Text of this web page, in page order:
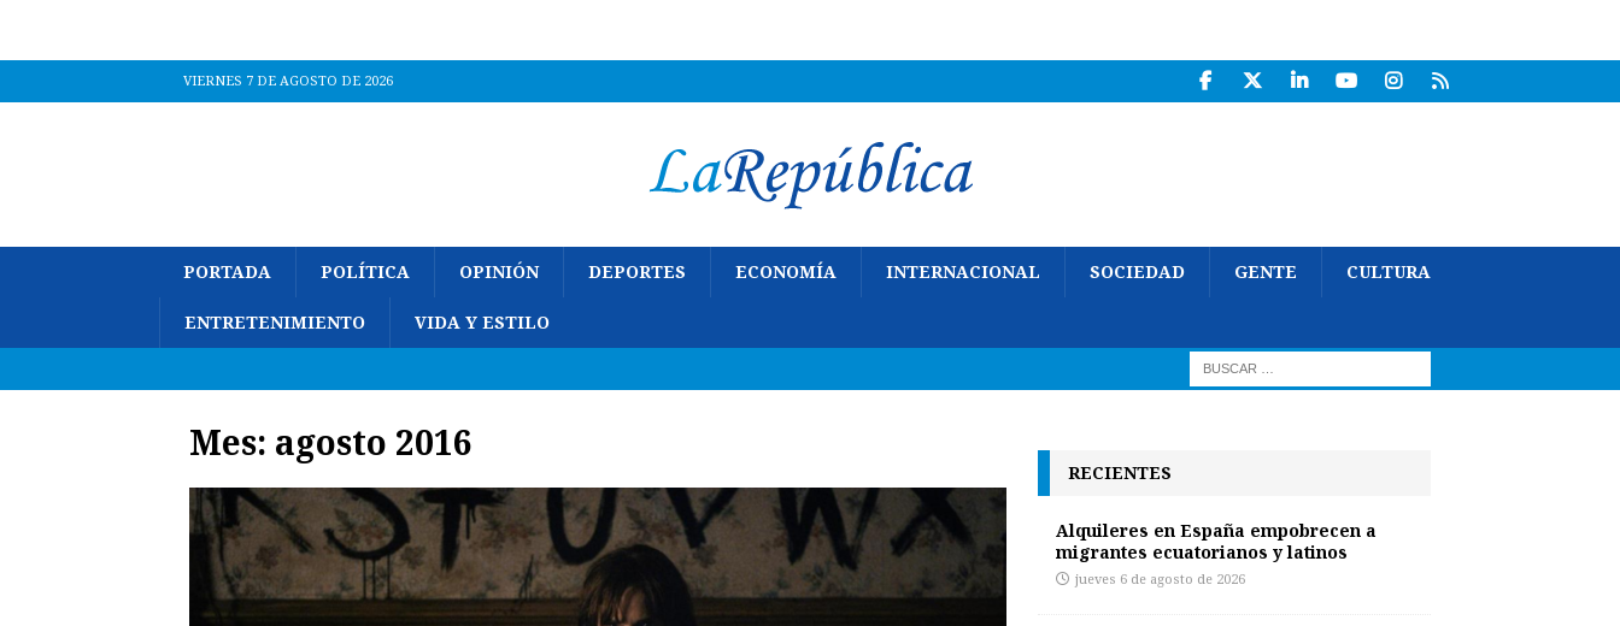
VIERNES 7 DE AGOSTO DE 2026
PORTADA POLÍTICA OPINIÓN DEPORTES ECONOMÍA INTERNACIONAL SOCIEDAD GENTE CULTURA
ENTRETENIMIENTO VIDA Y ESTILO
Mes: agosto 2016
RECIENTES
Alquileres en España empobrecen a
migrantes ecuatorianos y latinos
jueves 6 de agosto de 2026